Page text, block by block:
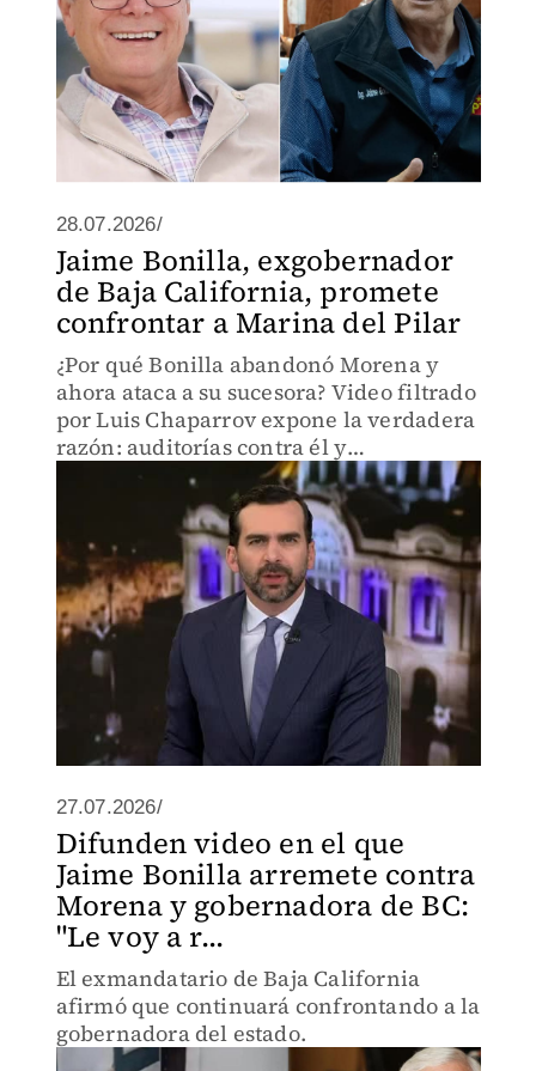
28.07.2026/
Jaime Bonilla, exgobernador
de Baja California, promete
confrontar a Marina del Pilar
¿Por qué Bonilla abandonó Morena y
ahora ataca a su sucesora? Video filtrado
por Luis Chaparrov expone la verdadera
razón: auditorías contra él y
exfuncionarios. ¿Venganza política o
defensa legítima? La ruptura que nadie
esperaba en Baja California
27.07.2026/
Difunden video en el que
Jaime Bonilla arremete contra
Morena y gobernadora de BC:
"Le voy a r...
El exmandatario de Baja California
afirmó que continuará confrontando a la
gobernadora del estado.